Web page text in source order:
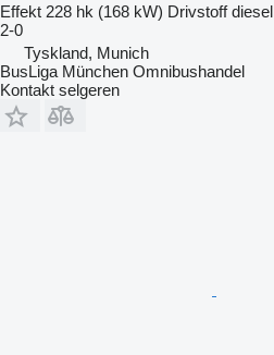
Effekt 228 hk (168 kW) Drivstoff diesel
2-0
Tyskland, Munich
BusLiga München Omnibushandel
Kontakt selgeren